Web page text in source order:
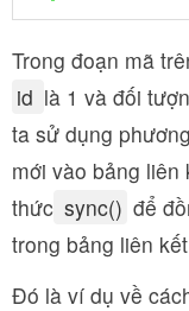
Trong đoạn mã
id là 1 và đối
ta sử dụng
mới vào bảng liên
thức sync() để
trong bảng liên
Đó là ví dụ về